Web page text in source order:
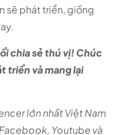
sẽ phát triển, giống
chia sẻ thú vị! Chúc
triển và mang lại
lớn nhất Việt Nam
Youtube và